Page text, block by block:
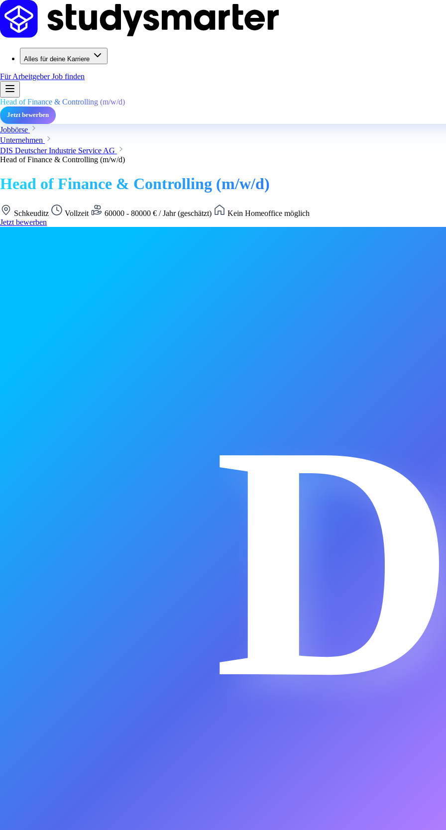
Alles für deine Karriere
Für ArbeitgeberJob finden
Head of Finance & Controlling (m/w/d)
Jetzt bewerben
Jobbörse
Unternehmen
DIS Deutscher Industrie Service AG
Head of Finance & Controlling (m/w/d)
Head of Finance & Controlling (m/w/d)
Schkeuditz Vollzeit 60000 - 80000 € / Jahr (geschätzt)
Kein Homeoffice möglich
Jetzt bewerben